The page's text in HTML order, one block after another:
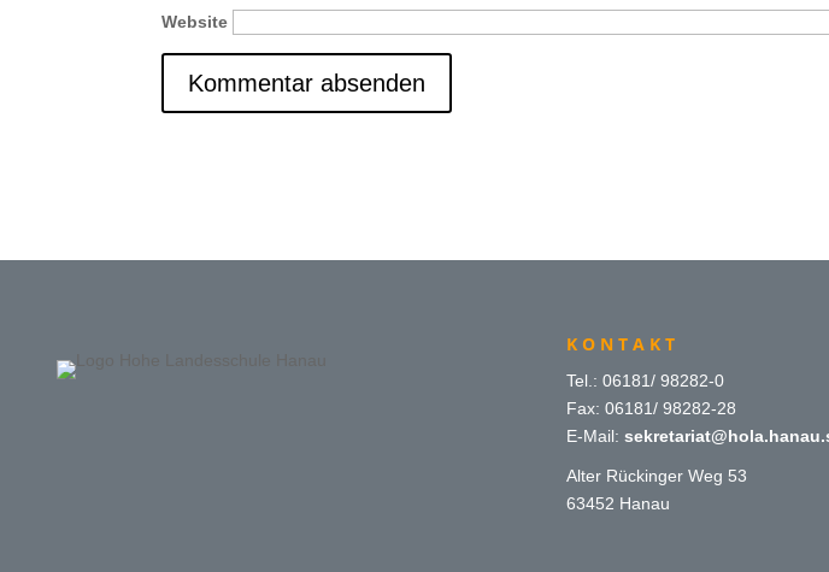
Website
KONTAKT
Tel.: 06181/ 98282-0
Fax: 06181/ 98282-28
E-Mail:
Alter Rückinger Weg 53
63452 Hanau